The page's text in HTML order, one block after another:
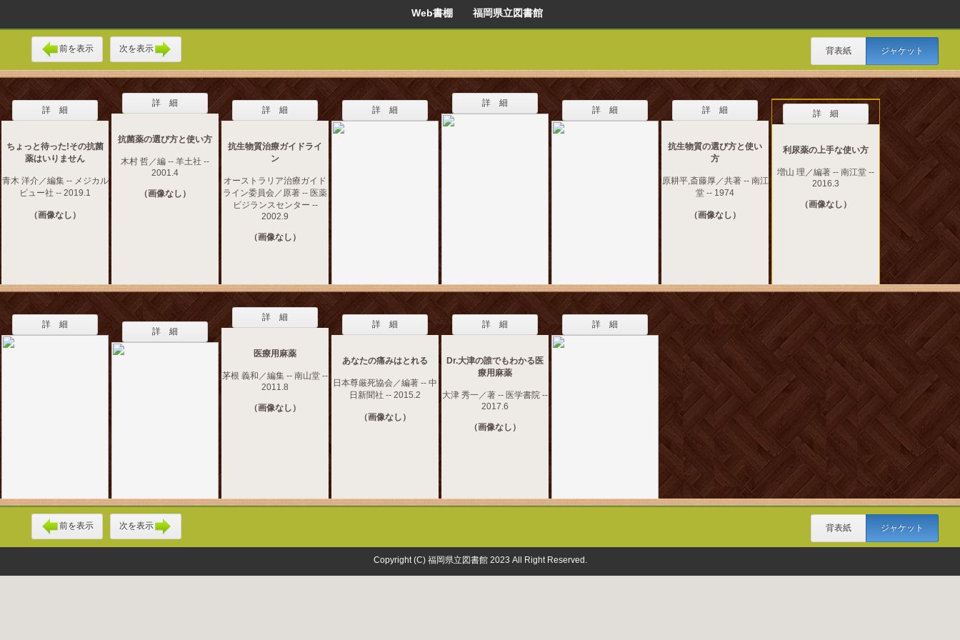
Web書棚 福岡県立図書館
前を表示 次を表示 背表紙 ジャケット
詳 細
ちょっと待った!その抗菌
薬はいりません
青木 洋介／編集 -- メジカル
ビュー社 -- 2019.1
（画像なし）
詳 細
抗菌薬の選び方と使い方
木村 哲／編 -- 羊土社 --
2001.4
（画像なし）
詳 細
抗生物質治療ガイドライ
ン
オーストラリア治療ガイド
ライン委員会／原著 -- 医薬
ビジランスセンター --
2002.9
（画像なし）
詳 細
詳 細
詳 細 詳 細
抗生物質の選び方と使い
方
原耕平,斎藤厚／共著 -- 南江
堂 -- 1974
（画像なし）
詳 細
利尿薬の上手な使い方
増山 理／編著 -- 南江堂 --
2016.3
（画像なし）
詳 細
詳 細
詳 細
医療用麻薬
茅根 義和／編集 -- 南山堂 --
2011.8
（画像なし）
詳 細
あなたの痛みはとれる
日本尊厳死協会／編著 -- 中
日新聞社 -- 2015.2
（画像なし）
詳 細
Dr.大津の誰でもわかる医
療用麻薬
大津 秀一／著 -- 医学書院 --
2017.6
（画像なし）
詳 細
前を表示 次を表示 背表紙 ジャケット
Copyright (C) 福岡県立図書館 2023 All Right Reserved.